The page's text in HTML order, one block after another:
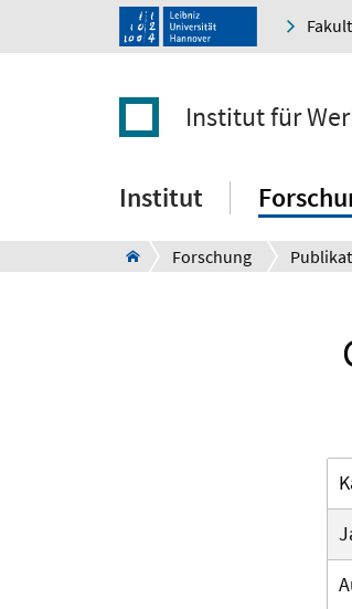
Institut für
Institut
Forschung